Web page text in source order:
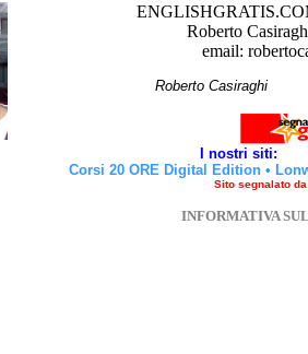
Roberto
email:
Roberto
I nostri siti:
Corsi 20 ORE Digital Edition •
Sito segnalato
INFORMATIVA